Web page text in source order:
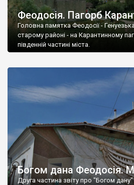
Феодосія. Пагорб
Головна памятка Феодосії -
старому районі - на Карантинному
південній частині міста.
Богом дана Феодосія.
Друга частина звіту про "Богом